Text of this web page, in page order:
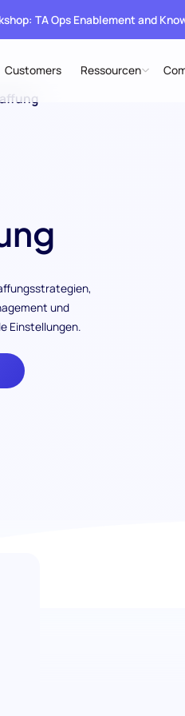
TA Ops Enablement and
Customers Ressourcen
und
Einstellungen.